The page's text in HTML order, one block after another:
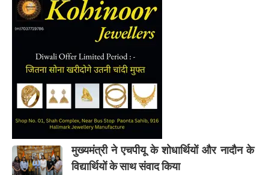
मुख्यमंत्री ने एचपीयू के शोधार्थियों और नादौन के
विद्यार्थियों के साथ संवाद किया